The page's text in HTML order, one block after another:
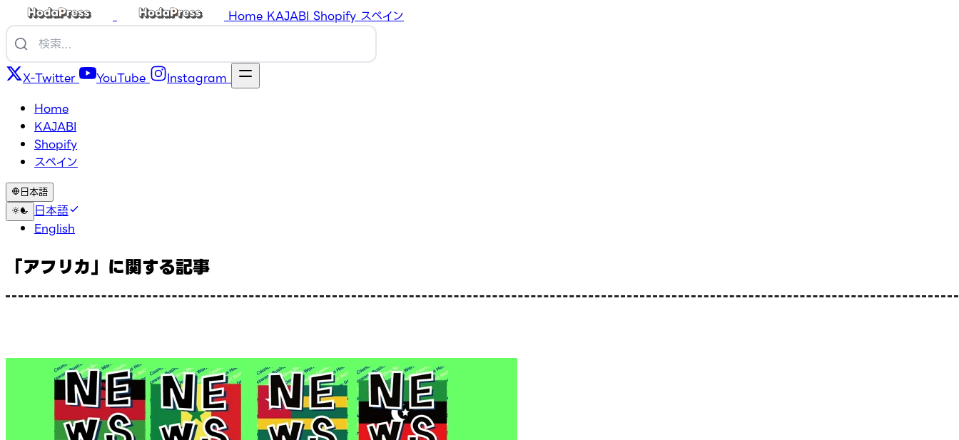
Home KAJABI Shopify スペイン
X-Twitter YouTube
Instagram
Home
KAJABI
Shopify
スペイン
日本語
日本語
English
「アフリカ」に関する記事